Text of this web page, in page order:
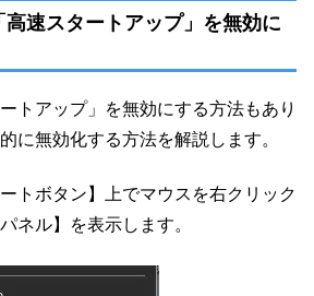
速スタートアップ」を無効に
トアップ」を無効にする方法もあり
に無効化する方法を解説します。
トボタン】上でマウスを右クリック
ネル】を表示します。